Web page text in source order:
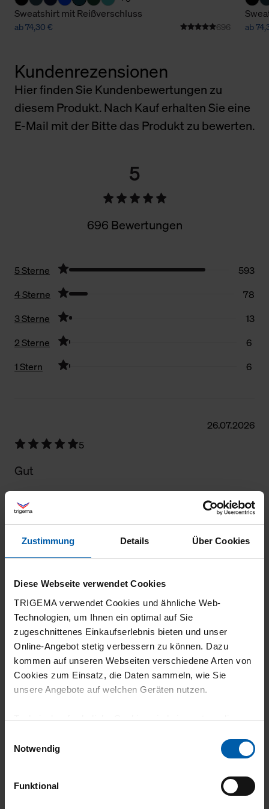
Zustimmung Details Über Cookies
Diese Webseite verwendet Cookies
TRIGEMA verwendet Cookies und ähnliche Web-
Technologien, um Ihnen ein optimal auf Sie
zugeschnittenes Einkaufserlebnis bieten und unser
Online-Angebot stetig verbessern zu können. Dazu
kommen auf unseren Webseiten verschiedene Arten von
Cookies zum Einsatz, die Daten sammeln, wie Sie
unsere Angebote auf welchen Geräten nutzen.
Technisch erforderliche Cookies sind eine notwendige
grundlegende Funktionen wie etwa zur Auswahl und
gewährleisten.
Notwendig
Funktional
Sweatshirt mit Reißverschluss
ab 74,30 € 696 ab
Kundenrezensionen
Hier finden Sie Kundenbewertungen zu
diesem Produkt. Nach Kauf erhalten Sie eine
E-Mail mit der Bitte das Produkt zu bewerten.
5
696 Bewertungen
5 Sterne
593
4 Sterne
78
3 Sterne
13
2 Sterne
6
1 Stern
6
26.07.2026
5
Gut
02.07.2026
5
Gute Qualität
27.06.2026
5
Identisches Produkt und gleiche Qualität. Bei
25.06.2026